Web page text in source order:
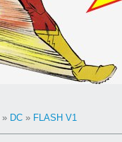
» DC » FLASH V1